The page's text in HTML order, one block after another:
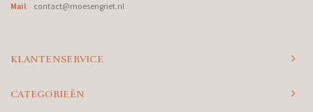
Mail
contact@moesengriet.nl
KLANTENSERVICE
CATEGORIEËN